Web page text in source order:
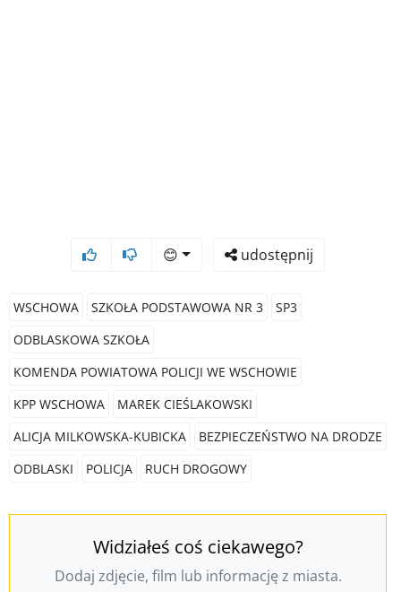
😊 udostępnij
WSCHOWA SZKOŁA PODSTAWOWA NR 3
SP3
ODBLASKOWA SZKOŁA
KOMENDA POWIATOWA POLICJI WE WSCHOWIE
KPP WSCHOWA
MAREK CIEŚLAKOWSKI
ALICJA MILKOWSKA-KUBICKA
BEZPIECZEŃSTWO NA DRODZE
ODBLASKI
POLICJA RUCH DROGOWY
Widziałeś coś ciekawego?
Dodaj zdjęcie, film lub informację z miasta.